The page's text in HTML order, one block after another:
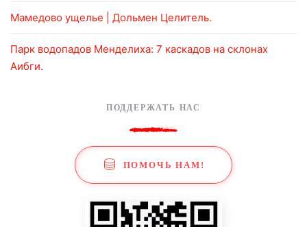
Мамедово ущелье | Дольмен Целитель.
Парк водопадов Менделиха: 7 каскадов на склонах
Аибги.
ПОДДЕРЖАТЬ НАС
ПОМОЧЬ НАМ!